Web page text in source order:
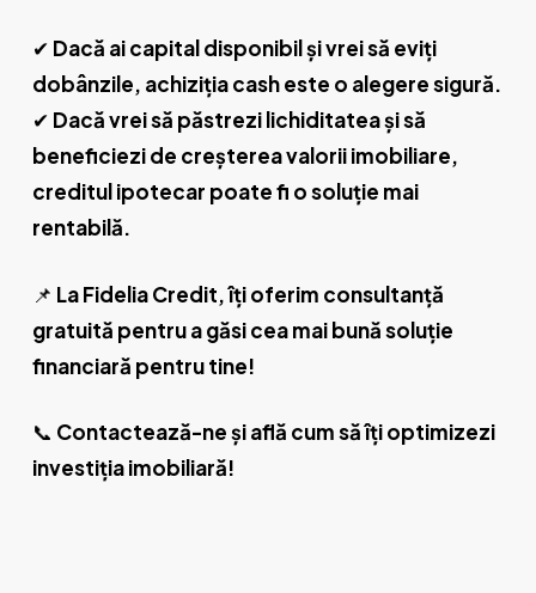
✔ Dacă ai capital disponibil și vrei să eviți
dobânzile, achiziția cash este o alegere sigură.
✔ Dacă vrei să păstrezi lichiditatea și să
beneficiezi de creșterea valorii imobiliare,
creditul ipotecar poate fi o soluție mai
rentabilă.
📌 La Fidelia Credit, îți oferim consultanță
gratuită pentru a găsi cea mai bună soluție
financiară pentru tine!
📞 Contactează-ne și află cum să îți optimizezi
investiția imobiliară!